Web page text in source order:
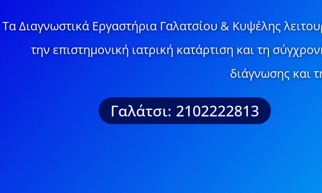
Τα Διαγνωστικά Εργαστήρια Γαλατσίου & Κυψέλης
την επιστημονική ιατρική κατάρτιση και τη
διάγνωσης και
Γαλάτσι: 2102222813